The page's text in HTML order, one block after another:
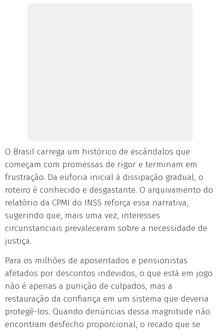
O Brasil carrega um histórico de escândalos que
começam com promessas de rigor e terminam em
frustração. Da euforia inicial à dissipação gradual, o
roteiro é conhecido e desgastante. O arquivamento do
relatório da CPMI do INSS reforça essa narrativa,
sugerindo que, mais uma vez, interesses
circunstanciais prevaleceram sobre a necessidade de
justiça.
Para os milhões de aposentados e pensionistas
afetados por descontos indevidos, o que está em jogo
não é apenas a punição de culpados, mas a
restauração da confiança em um sistema que deveria
protegê-los. Quando denúncias dessa magnitude não
encontram desfecho proporcional, o recado que se